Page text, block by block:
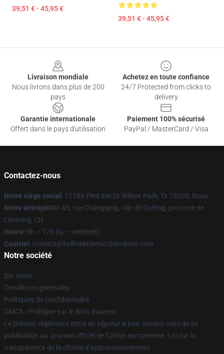
39,51 € - 45,95 €
39,51 € - 45,95 €
Livraison mondiale
Nous livrons dans plus de 200
pays
Achetez en toute confiance
24/7 Protected from clicks to
delivery
Garantie internationale
Offert dans le pays d'utilisation
Paiement 100% sécurisé
PayPal / MasterCard / Visa
Contactez-nous
Notre siège social : 11186 Pied ailé Dr Willow Park, Tx 76008, Nous
Notre entrepôtNo 45, rue Changqing, ville de Dafeng, province de
Liaoning, CN
Heure: 9h – 17h (lu – vendredi)
Courriel : contact@kallmekrismarchandises.com
Notre société
Sur nous
Conditions générales
Politiques de confidentialité
DMCA - Politique sur le droit d'auteur
Le présent règlement entre en vigueur le jour suivant celui de sa
publication au Journal officiel de l'Union européenne. Loi sur la
transparence de la chaîne d'approvisionnement